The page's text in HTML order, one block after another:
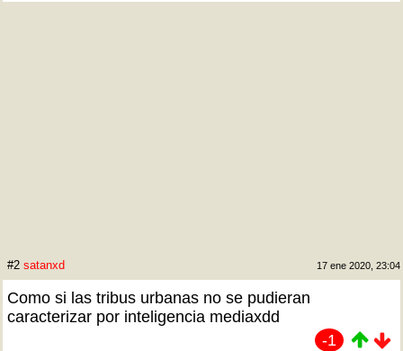
#2 satanxd 17 ene 2020, 23:04
Como si las tribus urbanas no se pudieran
caracterizar por inteligencia mediaxdd
-1